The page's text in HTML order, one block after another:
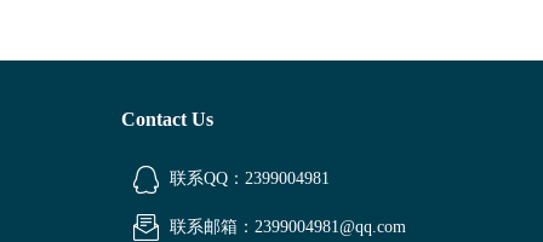
Contact Us
联系QQ：2399004981
联系邮箱：2399004981@qq.com